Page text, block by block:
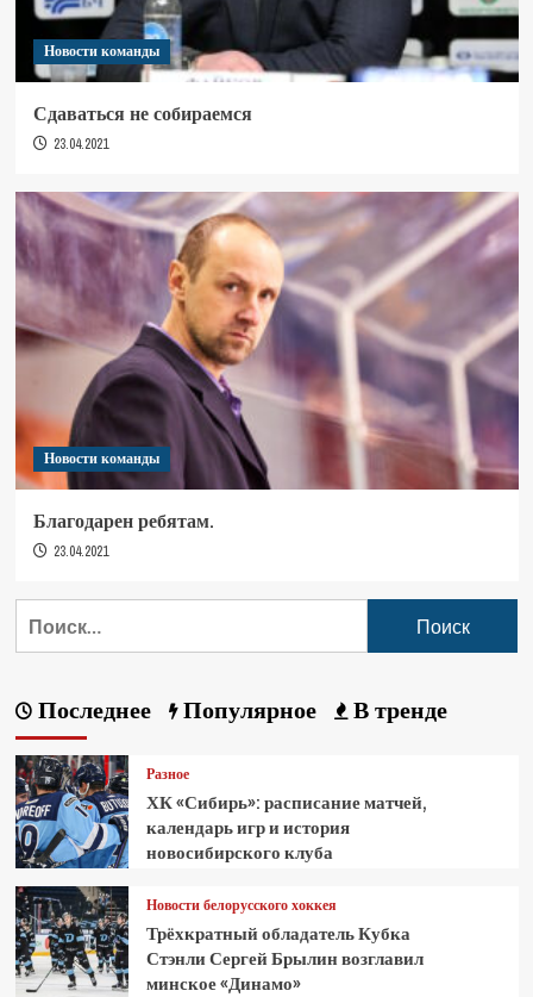
Новости команды
Сдаваться не собираемся
23.04.2021
Новости команды
Благодарен ребятам.
23.04.2021
Последнее Популярное В тренде
Разное
ХК «Сибирь»: расписание матчей,
календарь игр и история
новосибирского клуба
Новости белорусского хоккея
Трёхкратный обладатель Кубка
Стэнли Сергей Брылин возглавил
минское «Динамо»